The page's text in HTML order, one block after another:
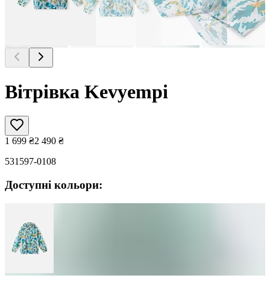
Вітрівка Kevyempi
1 699 ₴2 490 ₴
531597-0108
Доступні кольори: